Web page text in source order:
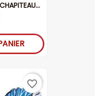
favorite_border